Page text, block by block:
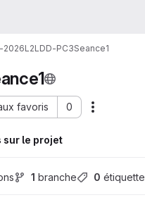
2026L2LDD-PC3Seance1
favoris 0
sur le projet
1 branche 0 étiquette